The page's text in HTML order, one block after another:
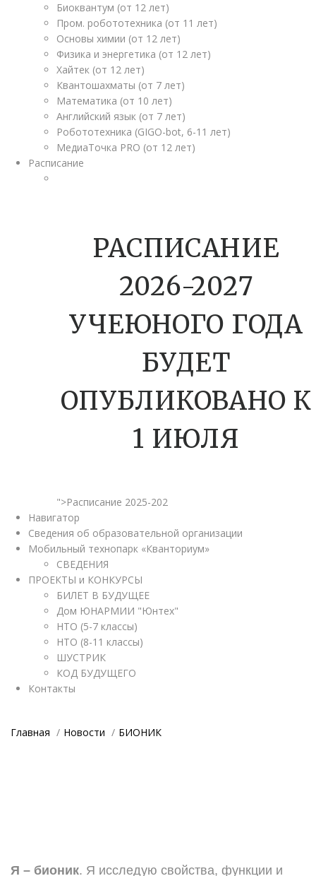
Биоквантум (от 12 лет)
Пром. робототехника (от 11 лет)
Основы химии (от 12 лет)
Физика и энергетика (от 12 лет)
Хайтек (от 12 лет)
Квантошахматы (от 7 лет)
Математика (от 10 лет)
Английский язык (от 7 лет)
Робототехника (GIGO-bot, 6-11 лет)
МедиаТочка PRO (от 12 лет)
Расписание
РАСПИСАНИЕ
2026-2027
УЧЕЮНОГО ГОДА
БУДЕТ
ОПУБЛИКОВАНО К
1 ИЮЛЯ
">Расписание 2025-202
Навигатор
Сведения об образовательной организации
Мобильный технопарк «Кванториум»
СВЕДЕНИЯ
ПРОЕКТЫ и КОНКУРСЫ
БИЛЕТ В БУДУЩЕЕ
Дом ЮНАРМИИ "Юнтех"
НТО (5-7 классы)
НТО (8-11 классы)
ШУСТРИК
КОД БУДУЩЕГО
Контакты
Главная Новости БИОНИК
Я – бионик. Я исследую свойства, функции и